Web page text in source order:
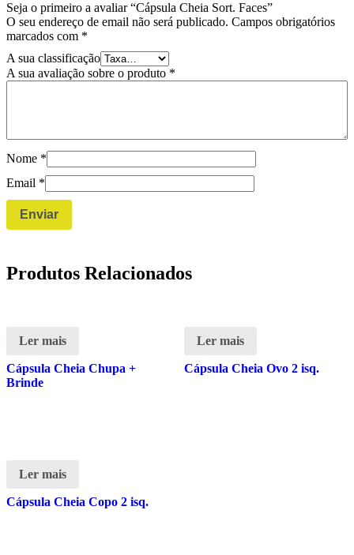
Seja o primeiro a avaliar “Cápsula Cheia Sort. Faces”
O seu endereço de email não será publicado. Campos obrigatórios
marcados com *
A sua classificação
A sua avaliação sobre o produto *
Nome *
Email *
Produtos Relacionados
Ler mais
Cápsula Cheia Chupa +
Brinde
Ler mais
Cápsula Cheia Ovo 2 isq.
Ler mais
Cápsula Cheia Copo 2 isq.